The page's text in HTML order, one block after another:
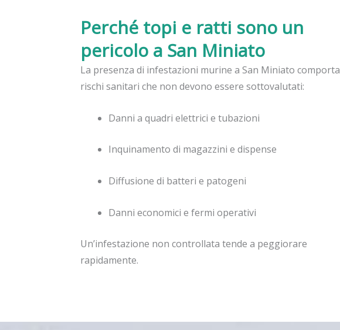
Perché topi e ratti sono un
pericolo a San Miniato
La presenza di infestazioni murine a San Miniato comporta
rischi sanitari che non devono essere sottovalutati:
Danni a quadri elettrici e tubazioni
Inquinamento di magazzini e dispense
Diffusione di batteri e patogeni
Danni economici e fermi operativi
Un’infestazione non controllata tende a peggiorare
rapidamente.